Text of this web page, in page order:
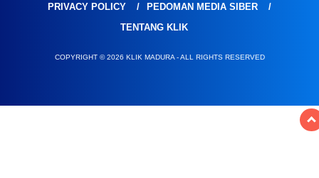
PRIVACY POLICY
PEDOMAN MEDIA SIBER
TENTANG KLIK
COPYRIGHT © 2026 KLIK MADURA - ALL RIGHTS RESERVED